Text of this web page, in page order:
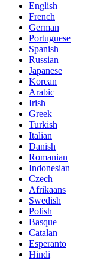
English
French
German
Portuguese
Spanish
Russian
Japanese
Korean
Arabic
Irish
Greek
Turkish
Italian
Danish
Romanian
Indonesian
Czech
Afrikaans
Swedish
Polish
Basque
Catalan
Esperanto
Hindi